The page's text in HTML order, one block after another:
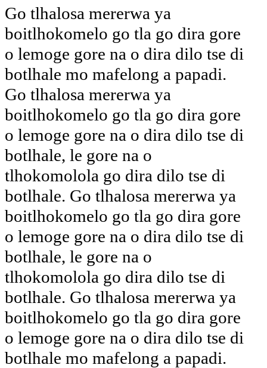
Go tlhalosa mererwa ya
boitlhokomelo go tla go dira gore
o lemoge gore na o dira dilo tse di
botlhale mo mafelong a papadi.
Go tlhalosa mererwa ya
boitlhokomelo go tla go dira gore
o lemoge gore na o dira dilo tse di
botlhale, le gore na o
tlhokomolola go dira dilo tse di
botlhale. Go tlhalosa mererwa ya
boitlhokomelo go tla go dira gore
o lemoge gore na o dira dilo tse di
botlhale, le gore na o
tlhokomolola go dira dilo tse di
botlhale. Go tlhalosa mererwa ya
boitlhokomelo go tla go dira gore
o lemoge gore na o dira dilo tse di
botlhale mo mafelong a papadi.